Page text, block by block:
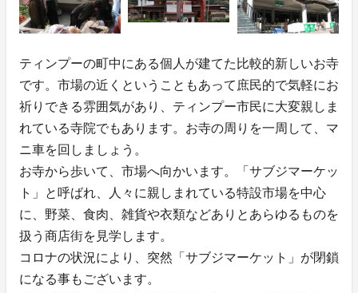
ティンプーの町中にある個人が建てた比較的新しいお寺
です。市場の近くということもあって庶民的で気軽にお
祈りできる雰囲気があり、ティンプー市民に大変親しま
れている寺院でもあります。お寺の周りを一周して、マ
ニ車を回しましょう。
お寺から歩いて、市場へ向かいます。「サブジマーケッ
ト」と呼ばれ、人々に親しまれている特設市場を中心
に、野菜、食肉、雑貨や衣類などありとあらゆるものを
扱う商店街を見学します。
コロナの状況により、突然「サブジマーケット」が閉鎖
になる事もございます。